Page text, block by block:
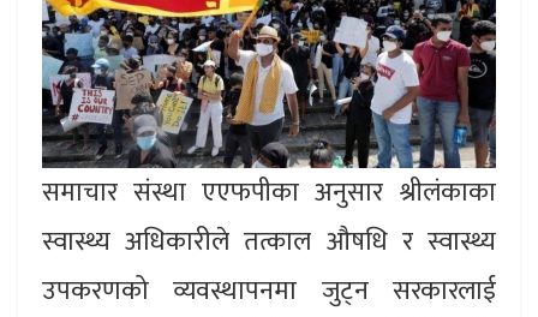
समाचार संस्था एएफपीका अनुसार श्रीलंकाका
स्वास्थ्य अधिकारीले तत्काल औषधि र स्वास्थ्य
उपकरणको व्यवस्थापनमा जुट्न सरकारलाई